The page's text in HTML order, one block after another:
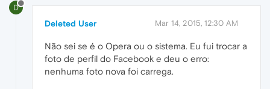
D
Deleted User Mar 14, 2015, 12:30 AM
Não sei se é o Opera ou o sistema. Eu fui trocar a
foto de perfil do Facebook e deu o erro:
nenhuma foto nova foi carrega.